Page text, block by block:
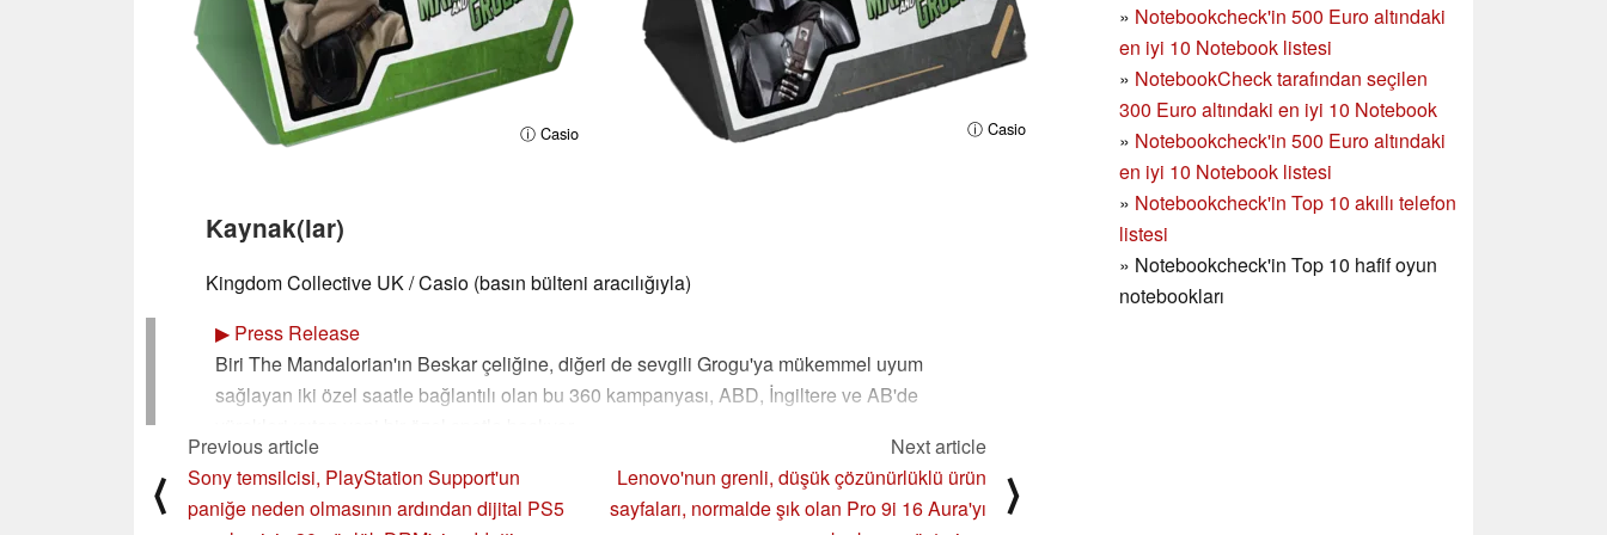
» Notebookcheck'in 500 Euro altındaki
en iyi 10 Notebook listesi
» NotebookCheck tarafından seçilen
300 Euro altındaki en iyi 10 Notebook
» Notebookcheck'in 500 Euro altındaki
en iyi 10 Notebook listesi
» Notebookcheck'in Top 10 akıllı telefon
listesi
» Notebookcheck'in Top 10 hafif oyun
notebookları
ⓘ Casio ⓘ Casio
Kaynak(lar)
Kingdom Collective UK / Casio (basın bülteni aracılığıyla)
▶ Press Release
Biri The Mandalorian'ın Beskar çeliğine, diğeri de sevgili Grogu'ya mükemmel uyum
sağlayan iki özel saatle bağlantılı olan bu 360 kampanyası, ABD, İngiltere ve AB'de
Zorlu zaman ölçümünün öncüsü G-Shock, Lucasfilm'in merakla beklenen ve 22 Mayıs'tan
itibaren sinemalarda gösterime girecek olan "Star Wars: The Mandalorian and Grogu"
⟨
Previous article
Sony temsilcisi, PlayStation Support'un
paniğe neden olmasının ardından dijital PS5
Next article
Lenovo'nun grenli, düşük çözünürlüklü ürün
sayfaları, normalde şık olan Pro 9i 16 Aura'yı
⟩